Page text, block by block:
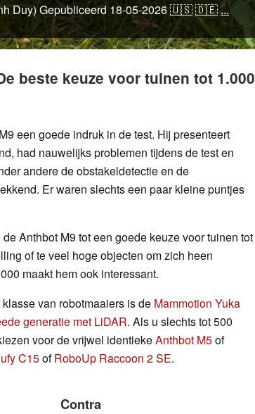
Duy)Gepubliceerd 18-05-2026🇺🇸🇩🇪...
beste keuze voor tuinen tot 1.000
een goede indruk in de test. Hij presenteert
had nauwelijks problemen tijdens de test en
andere de obstakeldetectie en de
Er waren slechts een paar kleine puntjes
Anthbot M9 tot een goede keuze voor tuinen tot
of te veel hoge objecten om zich heen
maakt hem ook interessant.
van robotmaaiers is de Mammotion Yuka
generatie met LiDAR. Als u slechts tot 500
voor de vrijwel identiekeAnthbot M5of
C15ofRoboUp Raccoon 2 SE.
Contra